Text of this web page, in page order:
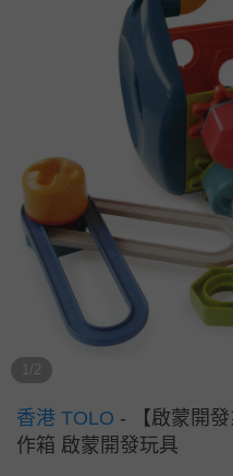
1/2
香港 TOLO - 【啟蒙開
作箱 啟蒙開發玩具